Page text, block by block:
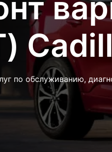
по обслуживанию,